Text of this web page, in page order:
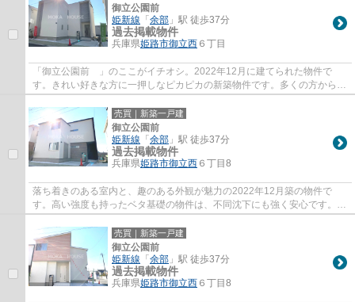
御立公園前
姫新線 「余部 」駅 徒歩37分
過去掲載物件
兵庫県姫路市御立西 ６丁目
「御立公園前 」のここがイチオシ。2022年12月に建てられた物件で
す。きれい好きな方に一押しなピカピカの新築物件です。多くの方からこ
だわり条件でいただく新築戸建ての物件です。...
売買｜新築一戸建
御立公園前
姫新線 「余部 」駅 徒歩37分
過去掲載物件
兵庫県姫路市御立西 ６丁目8
落ち着きのある室内と、趣のある外観が魅力の2022年12月築の物件で
す。高い強度も持ったベタ基礎の物件は、不同沈下にも強く安心です。多
くの方からこだわり条件でいただく新築戸建て...
売買｜新築一戸建
御立公園前
姫新線 「余部 」駅 徒歩37分
過去掲載物件
兵庫県姫路市御立西 ６丁目8